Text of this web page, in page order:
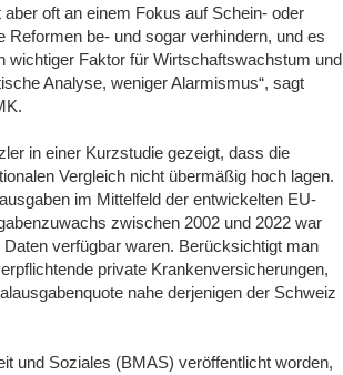
oft an einem Fokus auf Schein- oder
be- und sogar verhindern, und es
wichtiger Faktor für Wirtschaftswachstum und
Analyse, weniger Alarmismus“, sagt
in einer Kurzstudie gezeigt, dass die
Vergleich nicht übermäßig hoch lagen.
im Mittelfeld der entwickelten EU-
zwischen 2002 und 2022 war
verfügbar waren. Berücksichtigt man
private Krankenversicherungen,
nahe derjenigen der Schweiz
und Soziales (BMAS) veröffentlicht worden,